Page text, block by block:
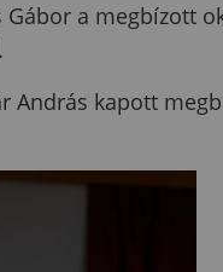
a megbízott
kapott